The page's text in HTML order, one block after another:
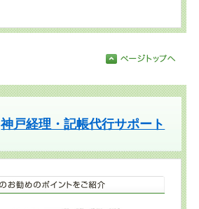
神戸経理・記帳代行サポート